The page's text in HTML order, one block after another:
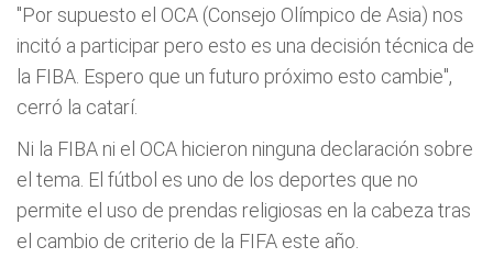
"Por supuesto el OCA (Consejo Olímpico de Asia) nos
incitó a participar pero esto es una decisión técnica de
la FIBA. Espero que un futuro próximo esto cambie",
cerró la catarí.
Ni la FIBA ni el OCA hicieron ninguna declaración sobre
el tema. El fútbol es uno de los deportes que no
permite el uso de prendas religiosas en la cabeza tras
el cambio de criterio de la FIFA este año.